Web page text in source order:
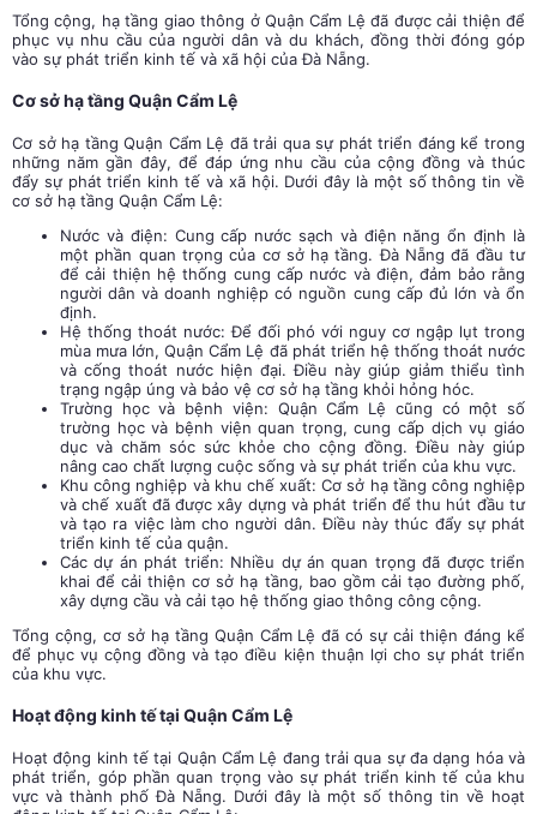
Tổng cộng, hạ tầng giao thông ở Quận Cẩm Lệ đã được cải thiện để
phục vụ nhu cầu của người dân và du khách, đồng thời đóng góp
vào sự phát triển kinh tế và xã hội của Đà Nẵng.
Cơ sở hạ tầng Quận Cẩm Lệ
Cơ sở hạ tầng Quận Cẩm Lệ đã trải qua sự phát triển đáng kể trong
những năm gần đây, để đáp ứng nhu cầu của cộng đồng và thúc
đẩy sự phát triển kinh tế và xã hội. Dưới đây là một số thông tin về
cơ sở hạ tầng Quận Cẩm Lệ:
Nước và điện: Cung cấp nước sạch và điện năng ổn định là
một phần quan trọng của cơ sở hạ tầng. Đà Nẵng đã đầu tư
để cải thiện hệ thống cung cấp nước và điện, đảm bảo rằng
người dân và doanh nghiệp có nguồn cung cấp đủ lớn và ổn
định.
Hệ thống thoát nước: Để đối phó với nguy cơ ngập lụt trong
mùa mưa lớn, Quận Cẩm Lệ đã phát triển hệ thống thoát nước
và cống thoát nước hiện đại. Điều này giúp giảm thiểu tình
trạng ngập úng và bảo vệ cơ sở hạ tầng khỏi hỏng hóc.
Trường học và bệnh viện: Quận Cẩm Lệ cũng có một số
trường học và bệnh viện quan trọng, cung cấp dịch vụ giáo
dục và chăm sóc sức khỏe cho cộng đồng. Điều này giúp
nâng cao chất lượng cuộc sống và sự phát triển của khu vực.
Khu công nghiệp và khu chế xuất: Cơ sở hạ tầng công nghiệp
và chế xuất đã được xây dựng và phát triển để thu hút đầu tư
và tạo ra việc làm cho người dân. Điều này thúc đẩy sự phát
triển kinh tế của quận.
Các dự án phát triển: Nhiều dự án quan trọng đã được triển
khai để cải thiện cơ sở hạ tầng, bao gồm cải tạo đường phố,
xây dựng cầu và cải tạo hệ thống giao thông công cộng.
Tổng cộng, cơ sở hạ tầng Quận Cẩm Lệ đã có sự cải thiện đáng kể
để phục vụ cộng đồng và tạo điều kiện thuận lợi cho sự phát triển
của khu vực.
Hoạt động kinh tế tại Quận Cẩm Lệ
Hoạt động kinh tế tại Quận Cẩm Lệ đang trải qua sự đa dạng hóa và
phát triển, góp phần quan trọng vào sự phát triển kinh tế của khu
vực và thành phố Đà Nẵng. Dưới đây là một số thông tin về hoạt